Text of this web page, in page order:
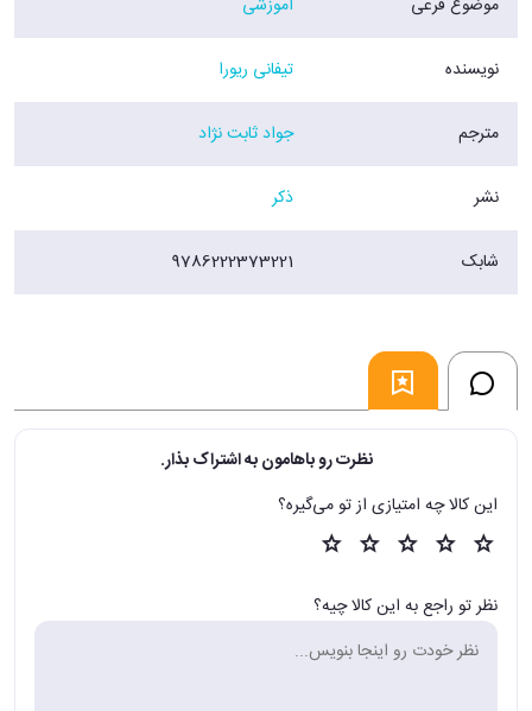
نویسنده تیفانی ریورا
مترجم جواد ثابت نژاد
نشر ذکر
شابک 9786222373221
نظرت رو باهامون به اشتراک بذار.
این کالا چه امتیازی از تو می‌گیره؟
نظر تو راجع به این کالا چیه؟